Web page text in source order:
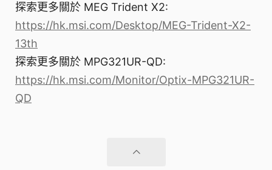
探索更多關於 MEG Trident X2:
https://hk.msi.com/Desktop/MEG-Trident-X2-
13th
探索更多關於 MPG321UR-QD:
https://hk.msi.com/Monitor/Optix-MPG321UR-
QD